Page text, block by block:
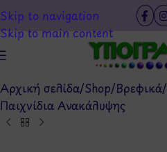
Skip to navigation
Skip to main content
Αρχική σελίδα/Shop/Βρεφικά/
Παιχνίδια Ανακάλυψης